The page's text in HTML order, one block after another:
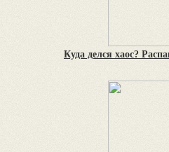
Куда делся хаос?